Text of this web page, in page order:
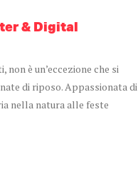
& Digital
è un’eccezione che si
di riposo. Appassionata di
nella natura alle feste